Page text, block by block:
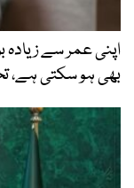
اپنی عمر سے
بھی ہو سکتی ہے،